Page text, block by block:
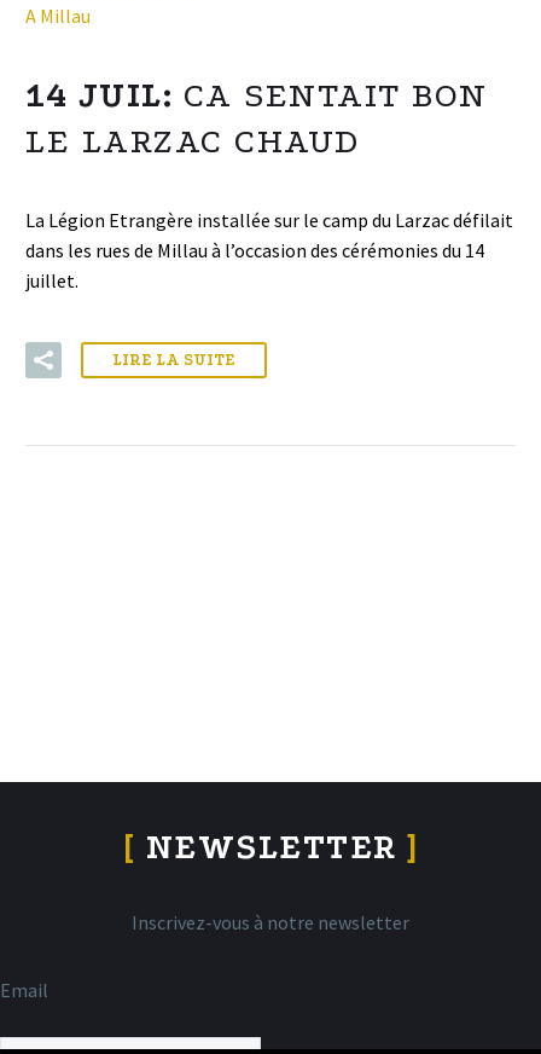
A Millau
14 JUIL: CA SENTAIT BON
LE LARZAC CHAUD
La Légion Etrangère installée sur le camp du Larzac défilait
dans les rues de Millau à l’occasion des cérémonies du 14
juillet.
LIRE LA SUITE
[ NEWSLETTER ]
Inscrivez-vous à notre newsletter
Email